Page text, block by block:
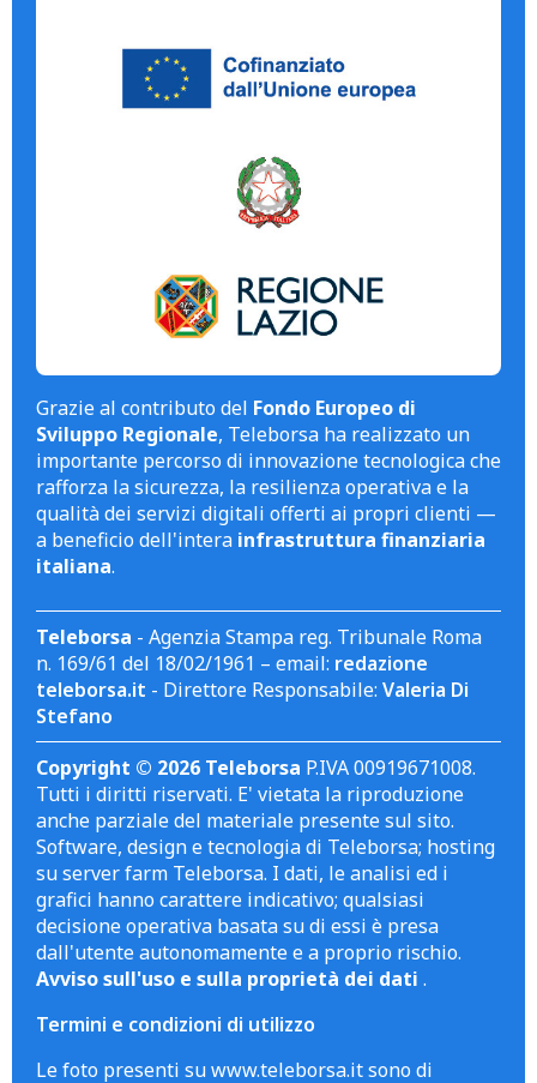
Grazie al contributo del Fondo Europeo di
Sviluppo Regionale, Teleborsa ha realizzato un
importante percorso di innovazione tecnologica che
rafforza la sicurezza, la resilienza operativa e la
qualità dei servizi digitali offerti ai propri clienti —
a beneficio dell'intera infrastruttura finanziaria
italiana.
Teleborsa - Agenzia Stampa reg. Tribunale Roma
n. 169/61 del 18/02/1961 – email: redazione
teleborsa.it - Direttore Responsabile: Valeria Di
Stefano
Copyright © 2026 Teleborsa P.IVA 00919671008.
Tutti i diritti riservati. E' vietata la riproduzione
anche parziale del materiale presente sul sito.
Software, design e tecnologia di Teleborsa; hosting
su server farm Teleborsa. I dati, le analisi ed i
grafici hanno carattere indicativo; qualsiasi
decisione operativa basata su di essi è presa
dall'utente autonomamente e a proprio rischio.
Avviso sull'uso e sulla proprietà dei dati .
Termini e condizioni di utilizzo
Le foto presenti su www.teleborsa.it sono di